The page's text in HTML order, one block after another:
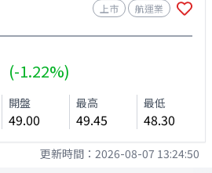
上市 航運業
(-1.22%)
開盤
49.00
最高
49.45
最低
48.30
更新時間： 2026-08-07 13:24:50